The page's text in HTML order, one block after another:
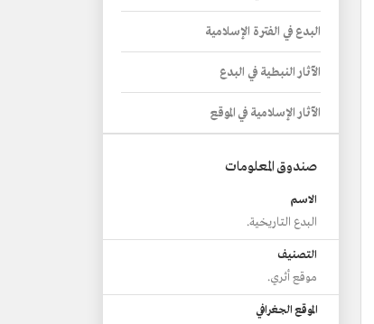
البدع في الفترة الإسلامية
الآثار النبطية في البدع
الآثار الإسلامية في الموقع
صندوق المعلومات
الاسم
البدع التاريخية.
التصنيف
موقع أثري.
الموقع الجغرافي